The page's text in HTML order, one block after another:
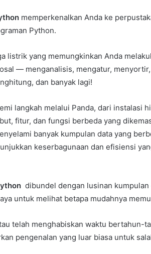
memperkenalkan Anda ke
Python.
listrik yang memungkinkan Anda
— menganalisis, mengatur,
dan banyak lagi!
langkah melalui Panda, dari instalasi
fitur, dan fungsi berbeda yang
banyak kumpulan data yang
keserbagunaan dan efisiensi
dibundel dengan lusinan kumpulan
untuk melihat betapa mudahnya
telah menghabiskan waktu bertahun-
pengenalan yang luar biasa untuk